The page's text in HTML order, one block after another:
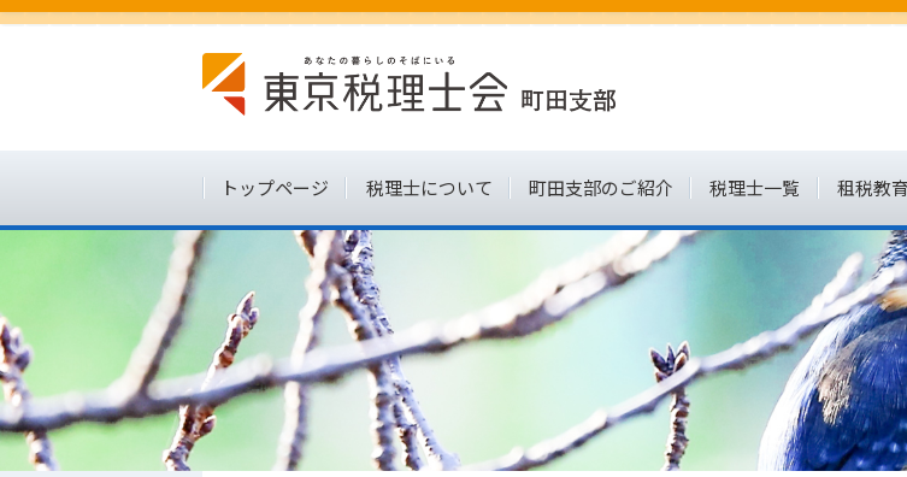
トップページ 税理士について 町田支部のご紹介 税理士一覧 租税教育